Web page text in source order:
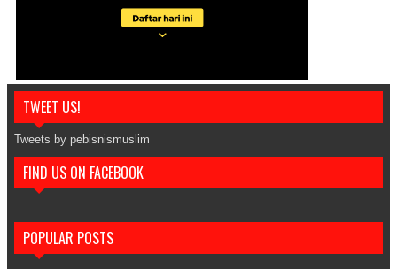
TWEET US!
Tweets by pebisnismuslim
FIND US ON FACEBOOK
POPULAR POSTS